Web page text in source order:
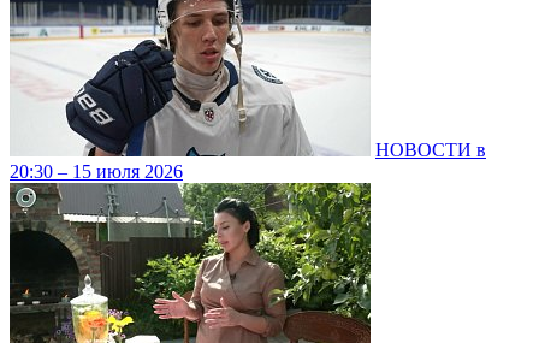
НОВОСТИ в
20:30 – 15 июля 2026